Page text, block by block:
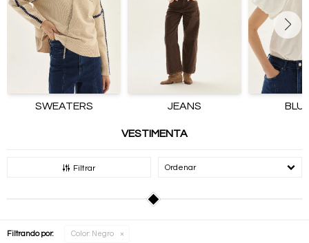
SWEATERS JEANS
VESTIMENTA
Filtrar Recomendados
Filtrando por: Color: Negro